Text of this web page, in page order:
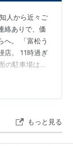
人から近々ご
絡ありで、価
へ。 「富松う
店。 11時過ぎ
の駐車場は既
月に値上げし
は共に4,290円
在は3代目、使
たず、一尾ご
もっと見る